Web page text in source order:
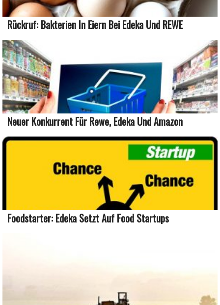
Rückruf: Bakterien In Eiern Bei Edeka Und REWE
Neuer Konkurrent Für Rewe, Edeka Und Amazon
Foodstarter: Edeka Setzt Auf Food Startups